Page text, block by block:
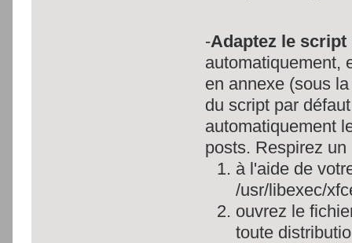
-Adaptez le script
automatiquement,
en annexe (sous
du script par
automatiquement
posts. Respirez
à l'aide de
/usr/libexec/
ouvrez le
toute